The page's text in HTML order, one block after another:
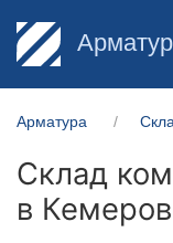
Арматура
Склад
в